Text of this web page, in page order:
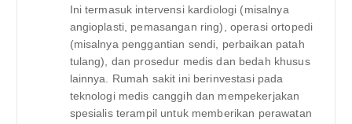
Ini termasuk intervensi kardiologi (misalnya
angioplasti, pemasangan ring), operasi ortopedi
(misalnya penggantian sendi, perbaikan patah
tulang), dan prosedur medis dan bedah khusus
lainnya. Rumah sakit ini berinvestasi pada
teknologi medis canggih dan mempekerjakan
spesialis terampil untuk memberikan perawatan